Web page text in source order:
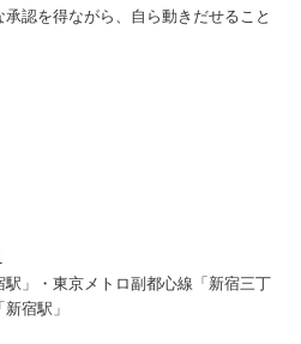
認を得ながら、自ら動きだせること
」・東京メトロ副都心線「新宿三丁
宿駅」